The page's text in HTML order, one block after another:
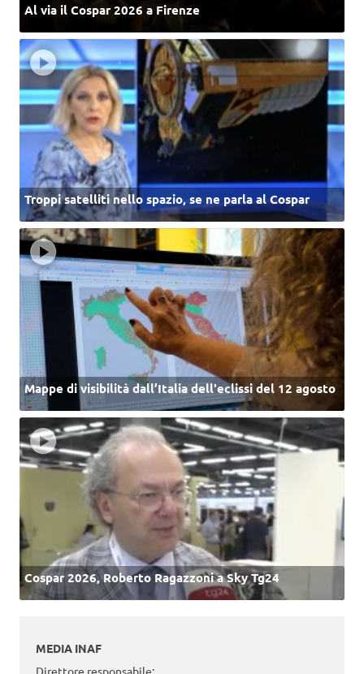
Al via il Cospar 2026 a Firenze
Troppi satelliti nello spazio, se ne parla al Cospar
Mappe di visibilità dall’Italia dell'eclissi del 12 agosto
Cospar 2026, Roberto Ragazzoni a Sky Tg24
MEDIA INAF
Direttore responsabile: